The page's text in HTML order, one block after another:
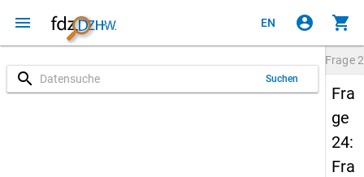
menu EN account_circle shopping_cart
search Suchen
Frage
Fra
ge
24:
Fra